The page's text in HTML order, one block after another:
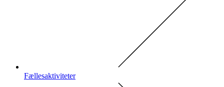
Fællesaktiviteter